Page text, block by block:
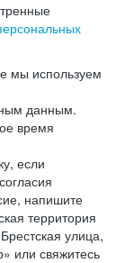
мы используем
данным.
время
если
напишите
территория
улица,
или свяжитесь